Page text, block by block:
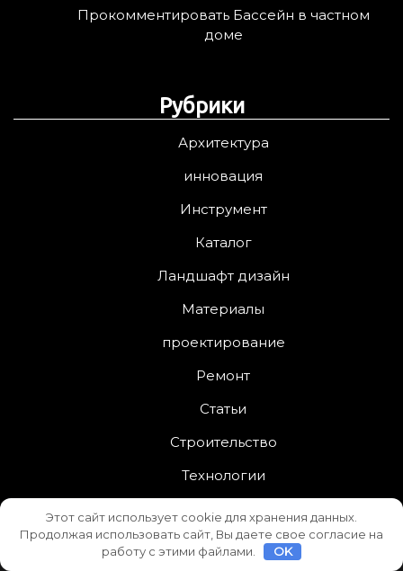
Прокомментировать Бассейн в частном
доме
Рубрики
Архитектура
инновация
Инструмент
Каталог
Ландшафт дизайн
Материалы
проектирование
Ремонт
Статьи
Строительство
Технологии
Interior ServicesотAsterthemes | На платформе
Этот сайт использует cookie для хранения данных.
Продолжая использовать сайт, Вы даете свое согласие на
работу с этими файлами.
OK